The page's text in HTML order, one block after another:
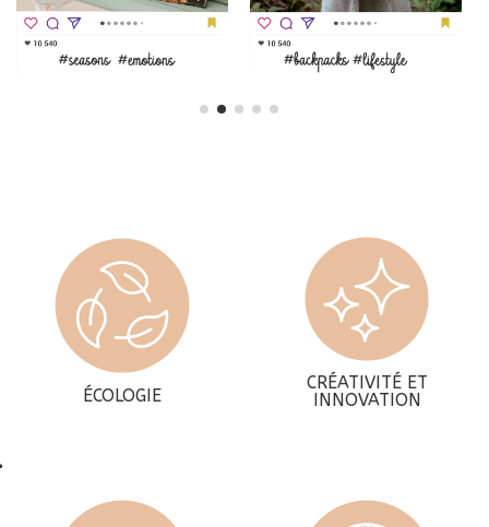
ÉCOLOGIE
CRÉATIVITÉ ET
INNOVATION